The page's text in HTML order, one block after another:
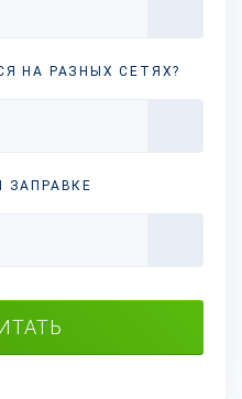
НА РАЗНЫХСЕТЯХ?
ЗАПРАВКЕ